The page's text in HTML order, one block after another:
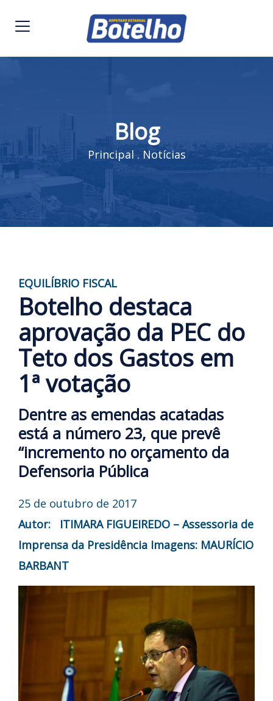
Blog
Principal. Notícias
EQUILÍBRIO FISCAL
Botelho destaca
aprovação da PEC do
Teto dos Gastos em
1ª votação
Dentre as emendas acatadas
está a número 23, que prevê
“incremento no orçamento da
Defensoria Pública
25 de outubro de 2017
Autor: ITIMARA FIGUEIREDO – Assessoria de
Imprensa da Presidência Imagens: MAURÍCIO
BARBANT